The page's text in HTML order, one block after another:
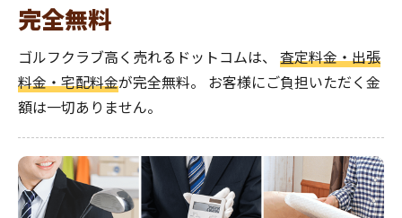
完全無料
ゴルフクラブ高く売れるドットコムは、 査定料金・出張
料金・宅配料金が完全無料。 お客様にご負担いただく金
額は一切ありません。